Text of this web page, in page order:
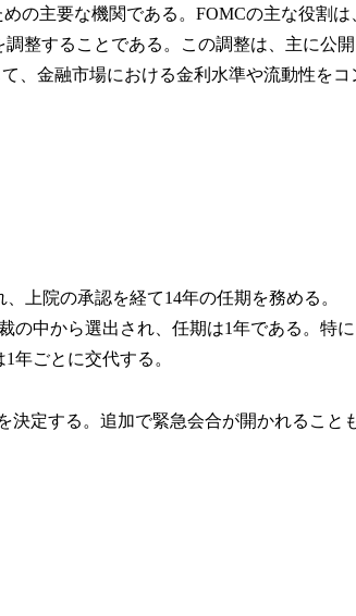
の主要な機関である。FOMCの主な役割は
整することである。この調整は、主に公開
、金融市場における金利水準や流動性をコ
上院の承認を経て14年の任期を務める。
の中から選出され、任期は1年である。特に
年ごとに交代する。
決定する。追加で緊急会合が開かれること